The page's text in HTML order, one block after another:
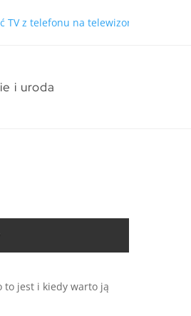
TV z telefonu na telewizorze bez
i uroda
to jest i kiedy warto ją